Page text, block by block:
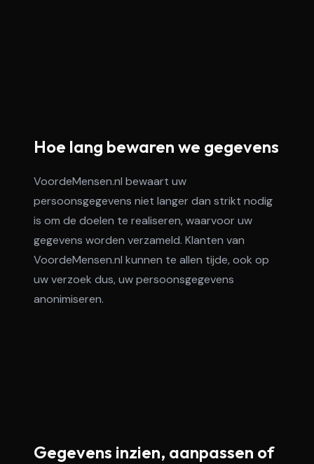
Hoe lang bewaren we gegevens
VoordeMensen.nl bewaart uw
persoonsgegevens niet langer dan strikt nodig
is om de doelen te realiseren, waarvoor uw
gegevens worden verzameld. Klanten van
VoordeMensen.nl kunnen te allen tijde, ook op
uw verzoek dus, uw persoonsgegevens
anonimiseren.
Gegevens inzien, aanpassen of